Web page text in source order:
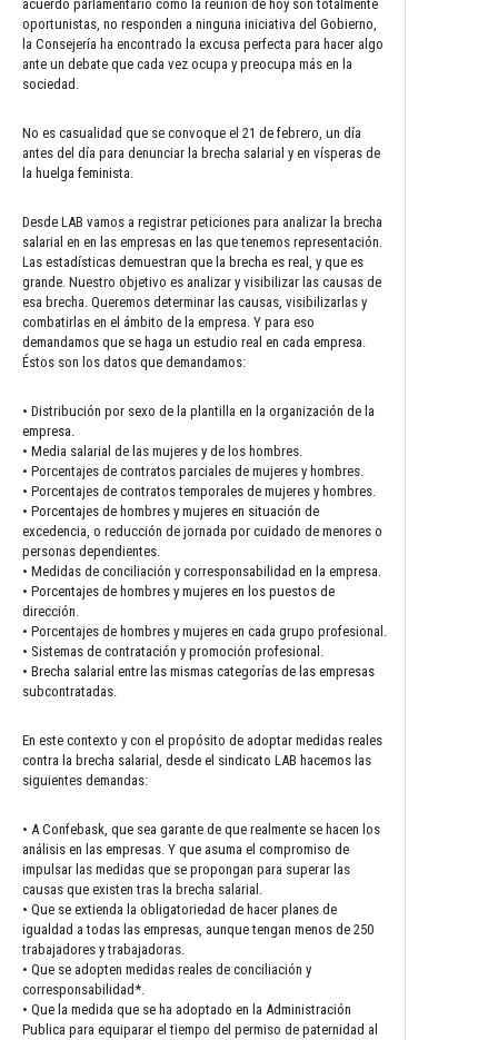
acuerdo parlamentario como la reunión de hoy son totalmente
oportunistas, no responden a ninguna iniciativa del Gobierno,
la Consejería ha encontrado la excusa perfecta para hacer algo
ante un debate que cada vez ocupa y preocupa más en la
sociedad.
No es casualidad que se convoque el 21 de febrero, un día
antes del día para denunciar la brecha salarial y en vísperas de
la huelga feminista.
Desde LAB vamos a registrar peticiones para analizar la brecha
salarial en en las empresas en las que tenemos representación.
Las estadísticas demuestran que la brecha es real, y que es
grande. Nuestro objetivo es analizar y visibilizar las causas de
esa brecha. Queremos determinar las causas, visibilizarlas y
combatirlas en el ámbito de la empresa. Y para eso
demandamos que se haga un estudio real en cada empresa.
Éstos son los datos que demandamos:
• Distribución por sexo de la plantilla en la organización de la
empresa.
• Media salarial de las mujeres y de los hombres.
• Porcentajes de contratos parciales de mujeres y hombres.
• Porcentajes de contratos temporales de mujeres y hombres.
• Porcentajes de hombres y mujeres en situación de
excedencia, o reducción de jornada por cuidado de menores o
personas dependientes.
• Medidas de conciliación y corresponsabilidad en la empresa.
• Porcentajes de hombres y mujeres en los puestos de
dirección.
• Porcentajes de hombres y mujeres en cada grupo profesional.
• Sistemas de contratación y promoción profesional.
• Brecha salarial entre las mismas categorías de las empresas
subcontratadas.
En este contexto y con el propósito de adoptar medidas reales
contra la brecha salarial, desde el sindicato LAB hacemos las
siguientes demandas:
• A Confebask, que sea garante de que realmente se hacen los
análisis en las empresas. Y que asuma el compromiso de
impulsar las medidas que se propongan para superar las
causas que existen tras la brecha salarial.
• Que se extienda la obligatoriedad de hacer planes de
igualdad a todas las empresas, aunque tengan menos de 250
trabajadores y trabajadoras.
• Que se adopten medidas reales de conciliación y
corresponsabilidad*.
• Que la medida que se ha adoptado en la Administración
Publica para equiparar el tiempo del permiso de paternidad al